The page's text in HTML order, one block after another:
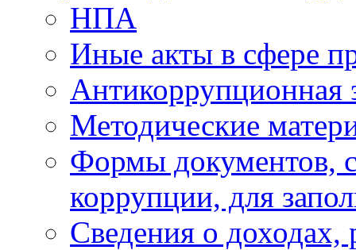
НПА
Иные акты в сфере
Антикоррупционная
Методические
Формы документов,
коррупции, для
Сведения о доходах,